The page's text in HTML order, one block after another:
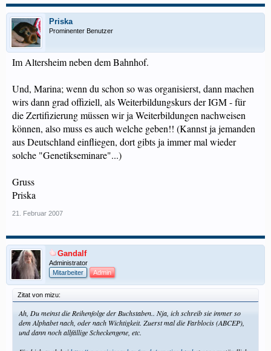
Priska
Prominenter Benutzer
Im Altersheim neben dem Bahnhof.
Und, Marina; wenn du schon so was organisierst, dann machen
wirs dann grad offiziell, als Weiterbildungskurs der IGM - für
die Zertifizierung müssen wir ja Weiterbildungen nachweisen
können, also muss es auch welche geben!! (Kannst ja jemanden
aus Deutschland einfliegen, dort gibts ja immer mal wieder
solche "Genetikseminare"...)
Gruss
Priska
21. Februar 2007
Gandalf
Administrator
Mitarbeiter
Admin
Zitat von mizu:
Ah, Du meinst die Reihenfolge der Buchstaben.. Nja, ich schreib sie immer so
dem Alphabet nach, oder nach Wichtigkeit. Zuerst mal die Farblocis (ABCEP),
und dann noch allfällige Scheckengene, etc.